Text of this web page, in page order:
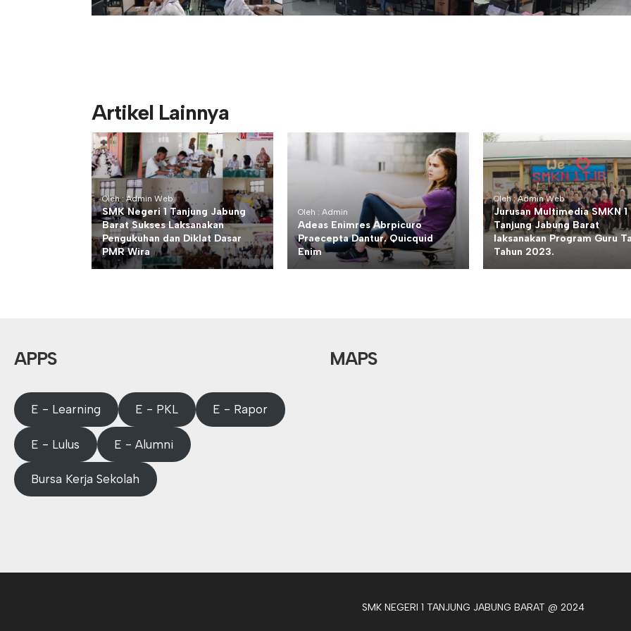
Artikel Lainnya
Oleh : Admin Web
SMK Negeri 1 Tanjung Jabung
Barat Sukses Laksanakan
Pengukuhan dan Diklat Dasar
PMR Wira
Oleh : Admin
Adeas Enimres Abrpicuro
Praecepta Dantur. Quicquid
Enim
Oleh : Admin Web
Jurusan Multimedia SMKN 1
Tanjung Jabung Barat
laksanakan Program Guru
Tahun 2023.
APPS
E - Learning E - PKL E - Rapor
E - Lulus E - Alumni
Bursa Kerja Sekolah
MAPS
SMK NEGERI 1 TANJUNG JABUNG BARAT @ 2024